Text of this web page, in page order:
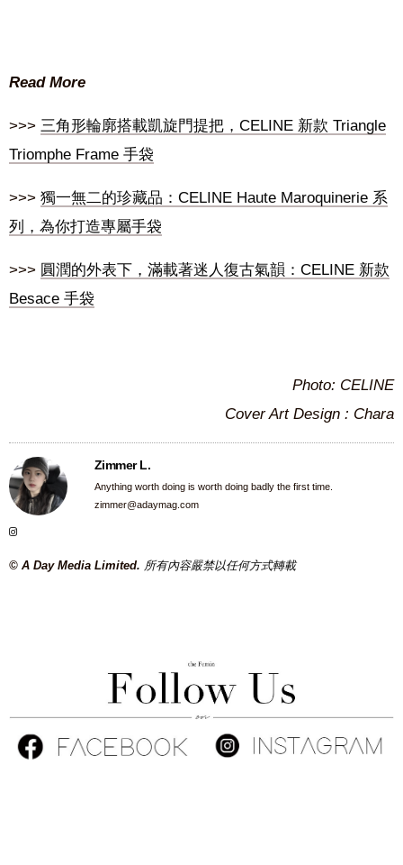
Read More
>>> 三角形輪廓搭載凱旋門提把，CELINE 新款 Triangle
Triomphe Frame 手袋
>>> 獨一無二的珍藏品：CELINE Haute Maroquinerie 系
列，為你打造專屬手袋
>>> 圓潤的外表下，滿載著迷人復古氣韻：CELINE 新款
Besace 手袋
Photo: CELINE
Cover Art Design : Chara
Zimmer L.
Anything worth doing is worth doing badly the first time.
zimmer@adaymag.com
© A Day Media Limited. 所有內容嚴禁以任何方式轉載